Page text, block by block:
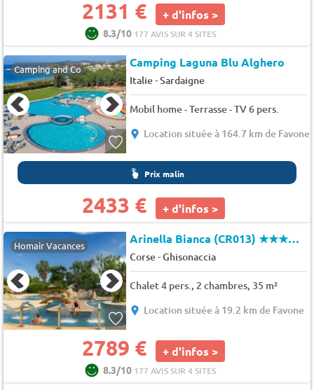
2131 € + d'infos >
8.3/10 177 AVIS SUR 4 SITES
Camping and Co Camping Laguna Blu Alghero
Italie-Sardaigne
Mobil home - Terrasse - TV 6 pers.
Location située à 164.7 km de Favone
Prix malin
2433 € + d'infos >
Homair Vacances Arinella Bianca (CR013)★★★★★
Corse-Ghisonaccia
Chalet 4 pers., 2 chambres, 35 m²
Location située à 19.2 km de Favone
2789 € + d'infos >
8.3/10 177 AVIS SUR 4 SITES